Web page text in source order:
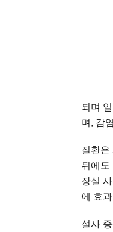
되며
며, 감
질환은
뒤에도
장실
에 효
설사